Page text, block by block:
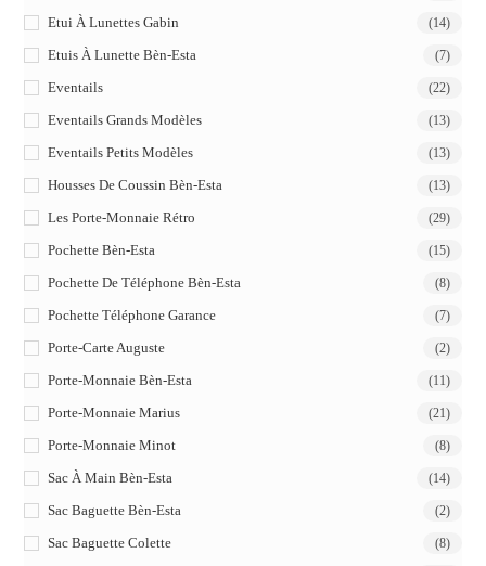
Etui À Lunettes Gabin (14)
Etuis À Lunette Bèn-Esta (7)
Eventails (22)
Eventails Grands Modèles (13)
Eventails Petits Modèles (13)
Housses De Coussin Bèn-Esta (13)
Les Porte-Monnaie Rétro (29)
Pochette Bèn-Esta (15)
Pochette De Téléphone Bèn-Esta (8)
Pochette Téléphone Garance (7)
Porte-Carte Auguste (2)
Porte-Monnaie Bèn-Esta (11)
Porte-Monnaie Marius (21)
Porte-Monnaie Minot (8)
Sac À Main Bèn-Esta (14)
Sac Baguette Bèn-Esta (2)
Sac Baguette Colette (8)